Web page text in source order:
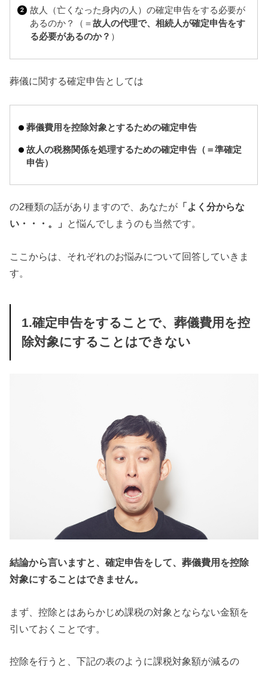
故人（亡くなった身内の人）の確定申告をする必要が
あるのか？（＝故人の代理で、相続人が確定申告をす
る必要があるのか？ ）
葬儀に関する確定申告としては
葬儀費用を控除対象とするための確定申告
故人の税務関係を処理するための確定申告（＝準確定
申告）
の2種類の話がありますので、あなたが 「よく分からな
い・・・。」 と悩んでしまうのも当然です。
ここからは、それぞれのお悩みについて回答していきま
す。
1.確定申告をすることで、葬儀費用を控
除対象にすることはできない
結論から言いますと、確定申告をして、葬儀費用を控除
対象にすることはできません。
まず、控除とはあらかじめ課税の対象とならない金額を
引いておくことです。
控除を行うと、下記の表のように課税対象額が減るの